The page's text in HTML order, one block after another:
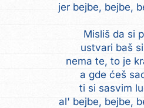
jer bejbe, bejbe,
Misliš da si
ustvari baš
nema te, to je
a gde ćeš
ti si sasvim
al' bejbe, bejbe,